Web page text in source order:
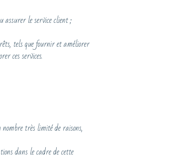
assurer le service client ;
tels que fournir et améliorer
ces services.
très limité de raisons,
dans le cadre de cette